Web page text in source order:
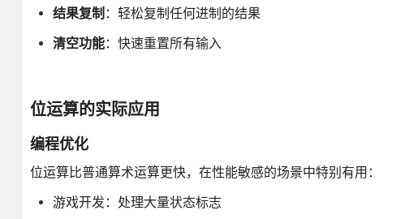
结果复制 ：轻松复制任何进制的结果
清空功能：快速重置所有输入
位运算的实际应用
编程优化
位运算比普通算术运算更快，在性能敏感的场景中特别有用：
游戏开发：处理大量状态标志